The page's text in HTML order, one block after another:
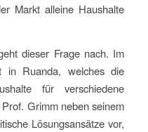
Markt alleine Haushalte
dieser Frage nach. Im
in Ruanda, welches die
für verschiedene
Grimm neben seinem
Lösungsansätze vor,